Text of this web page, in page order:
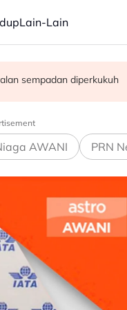
Lain-Lain
sempadan diperkukuh
AWANI PRN